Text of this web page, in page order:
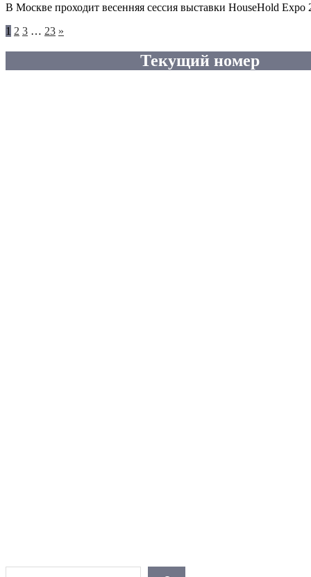
В Москве проходит весенняя сессия выставки HouseHold
1 2 3 … 23 Следующие
»
Текущий номер